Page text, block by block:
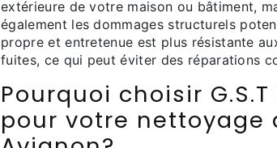
extérieure de votre maison ou bâtiment,
également les dommages structurels
propre et entretenue est plus résistante
fuites, ce qui peut éviter des réparations
Pourquoi choisir G.S.T
pour votre nettoyage